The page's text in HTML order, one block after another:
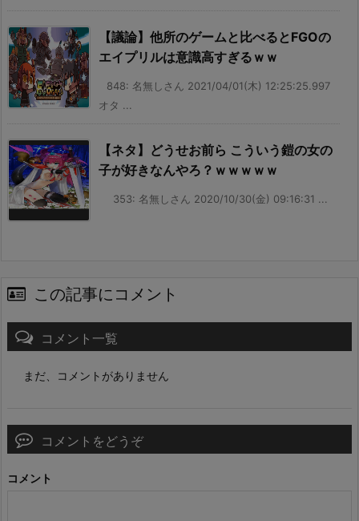
【議論】他所のゲームと比べるとFGOの
エイプリルは意識高すぎるｗｗ
848: 名無しさん 2021/04/01(木) 12:25:25.997
オタ ...
【ネタ】どうせお前ら こういう鎧の女の
子が好きなんやろ？ｗｗｗｗｗ
353: 名無しさん 2020/10/30(金) 09:16:31 ...
この記事にコメント
コメント一覧
まだ、コメントがありません
コメントをどうぞ
コメント